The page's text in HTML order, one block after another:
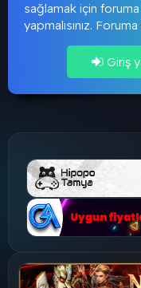
sağlamak için foruma
yapmalısınız.
Giriş